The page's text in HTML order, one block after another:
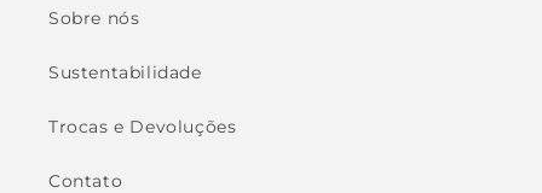
Sobre nós
Sustentabilidade
Trocas e Devoluções
Contato